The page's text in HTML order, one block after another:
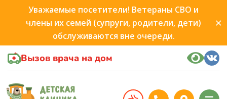
Уважаемые посетители! Ветераны СВО и
члены их семей (супруги, родители, дети)
обслуживаются вне очереди.
Вызов врача на дом